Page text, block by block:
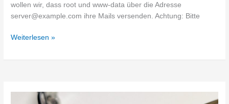
wollen wir, dass root und www-data über die Adresse
server@example.com ihre Mails versenden. Achtung: Bitte
Debian
per
Weiterlesen »